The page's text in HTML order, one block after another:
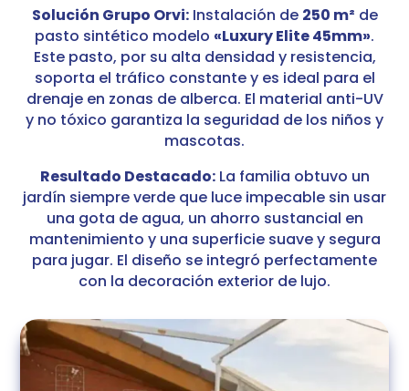
Solución Grupo Orvi:Instalación de 250 m² de
pasto sintético modelo «Luxury Elite 45mm».
Este pasto, por su alta densidad y resistencia,
soporta el tráfico constante y es ideal para el
drenaje en zonas de alberca. El material anti-UV
y no tóxico garantiza la seguridad de los niños y
mascotas.
Resultado Destacado:La familia obtuvo un
jardín siempre verde que luce impecable sin usar
una gota de agua, un ahorro sustancial en
mantenimiento y una superficie suave y segura
para jugar. El diseño se integró perfectamente
con la decoración exterior de lujo.